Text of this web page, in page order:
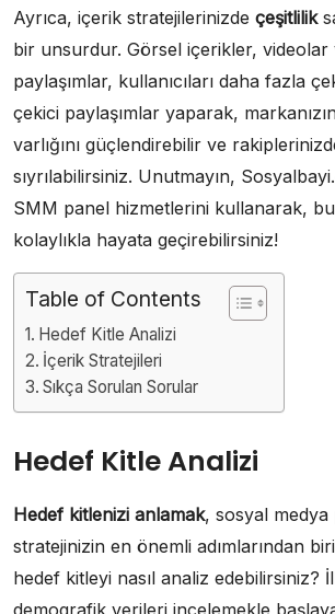
Ayrıca, içerik stratejilerinizde çeşitlilik
bir unsurdur. Görsel içerikler, videolar
paylaşımlar, kullanıcıları daha fazla
çekici paylaşımlar yaparak,
varlığını güçlendirebilir ve
sıyrılabilirsiniz. Unutmayın,
SMM panel hizmetlerini kullanarak,
kolaylıkla hayata geçirebilirsiniz!
Table of Contents
Hedef Kitle Analizi
İçerik Stratejileri
Sıkça Sorulan Sorular
Hedef Kitle Analizi
Hedef kitlenizi anlamak, sosyal medya
stratejinizin en önemli adımlarından
hedef kitleyi nasıl analiz edebilirsiniz?
demografik verileri incelemekle